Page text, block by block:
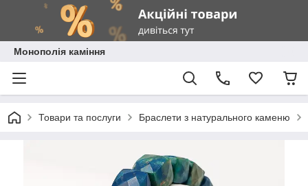
Монополія каміння
Товари та послуги Браслети з натурального каменю